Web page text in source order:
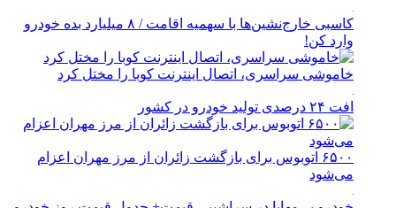
کاسبی خارج‌نشین‌ها با سهمیه اقامت / ۸ میلیارد بده خودرو
وارد کن!
خاموشی سراسری، اتصال اینترنت کوبا را مختل کرد
افت ۲۴ درصدی تولید خودرو در کشور
۶۵۰۰ اتوبوس برای بازگشت زائران از مرز مهران اعزام
می‌شود